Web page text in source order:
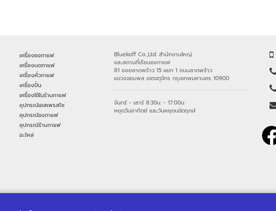
เครื่องชงกาแฟ
เครื่องบดกาแฟ
เครื่องคั่วกาแฟ
เครื่องปั่น
เครื่องใช้ในร้านกาแฟ
อุปกรณ์เอสเพรสโซ
อุปกรณ์ชงกาแฟ
อุปกรณ์ร้านกาแฟ
อะไหล่
Bluekoff Co.,Ltd. สำนักงานใหญ่
และสถานที่เรียนชงกาแฟ
81 ซอยลาดพร้าว 15 แยก 1 ถนนลาดพร้าว
แขวงจอมพล เขตจตุจักร กรุงเทพมหานคร 10900
จันทร์ - เสาร์ 8:30น. - 17:00น.
หยุดวันอาทิตย์ และวันหยุดนขัตฤกษ์